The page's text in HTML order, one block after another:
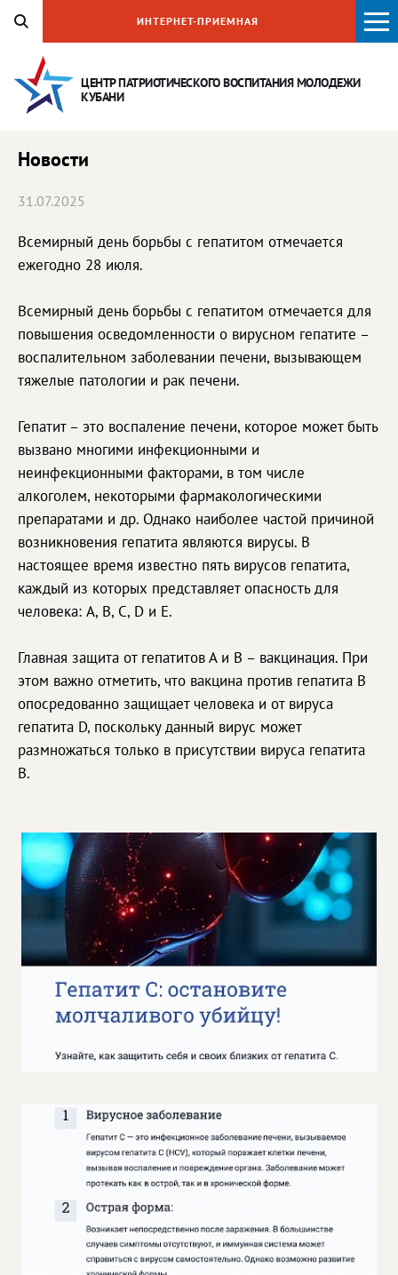
ЦЕНТР ПАТРИОТИЧЕСКОГО ВОСПИТАНИЯМОЛОДЕЖИ
КУБАНИ
ИНТЕРНЕТ-ПРИЕМНАЯ
Новости
31.07.2025
Всемирный день борьбы с гепатитом отмечается
ежегодно 28 июля.
Всемирный день борьбы с гепатитом отмечается для
повышения осведомленности о вирусном гепатите –
воспалительном заболевании печени, вызывающем
тяжелые патологии и рак печени.
Гепатит – это воспаление печени, которое может быть
вызвано многими инфекционными и
неинфекционными факторами, в том числе
алкоголем, некоторыми фармакологическими
препаратами и др. Однако наиболее частой причиной
возникновения гепатита являются вирусы. В
настоящее время известно пять вирусов гепатита,
каждый из которых представляет опасность для
человека: A, B, C, D и E.
Главная защита от гепатитов А и В – вакцинация. При
этом важно отметить, что вакцина против гепатита В
опосредованно защищает человека и от вируса
гепатита D, поскольку данный вирус может
размножаться только в присутствии вируса гепатита
В.